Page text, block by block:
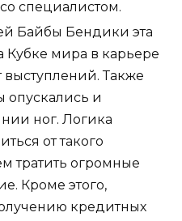
специалистом.
Байбы Бендики эта
Кубке мира в карьере
выступлений. Также
опускались и
ног. Логика
от такого
тратить огромные
Кроме этого,
кредитных